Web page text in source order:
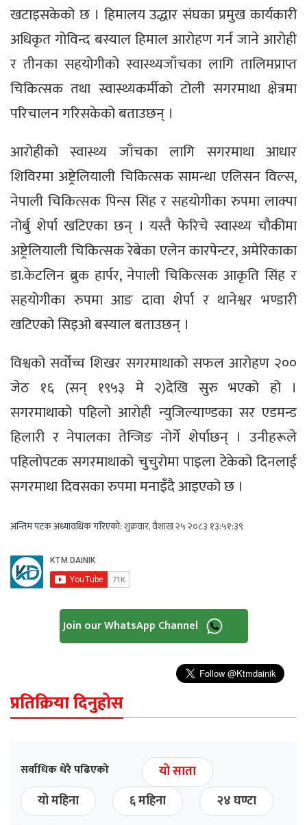
खटाइसकेको छ । हिमालय उद्धार संघका प्रमुख कार्यकारी
अधिकृत गोविन्द बस्याल हिमाल आरोहण गर्न जाने आरोही
र तीनका सहयोगीको स्वास्थ्यजाँचका लागि तालिमप्राप्त
चिकित्सक तथा स्वास्थ्यकर्मीको टोली सगरमाथा क्षेत्रमा
परिचालन गरिसकेको बताउछन् ।
आरोहीको स्वास्थ्य जाँचका लागि सगरमाथा आधार
शिविरमा अष्ट्रेलियाली चिकित्सक सामन्था एलिसन विल्स,
नेपाली चिकित्सक पिन्स सिंह र सहयोगीका रुपमा लाक्पा
नोर्बु शेर्पा खटिएका छन् । यस्तै फेरिचे स्वास्थ्य चौकीमा
अष्ट्रेलियाली चिकित्सक रेबेका एलेन कारपेन्टर, अमेरिकाका
डा.केटलिन ब्रुक हार्पर, नेपाली चिकित्सक आकृति सिंह र
सहयोगीका रुपमा आङ दावा शेर्पा र थानेश्वर भण्डारी
खटिएको सिइओ बस्याल बताउछन् ।
विश्वको सर्वोच्च शिखर सगरमाथाको सफल आरोहण २००
जेठ १६ (सन् १९५३ मे २)देखि सुरु भएको हो ।
सगरमाथाको पहिलो आरोही न्युजिल्याण्डका सर एडमन्ड
हिलारी र नेपालका तेन्जिङ नोर्गे शेर्पाछन् । उनीहरूले
पहिलोपटक सगरमाथाको चुचुरोमा पाइला टेकेको दिनलाई
सगरमाथा दिवसका रुपमा मनाइँदै आइएको छ ।
अन्तिम पटक अध्यावधिक गरिएको:शुक्रवार, वैशाख २५ २०८३ १३:५१:३९
Join our WhatsApp Channel
प्रतिक्रिया दिनुहोस
सर्वाधिक धेरै पढिएको
यो साता
यो महिना
६ महिना २४ घण्टा